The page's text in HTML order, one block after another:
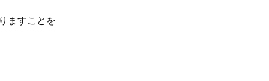
ますことを